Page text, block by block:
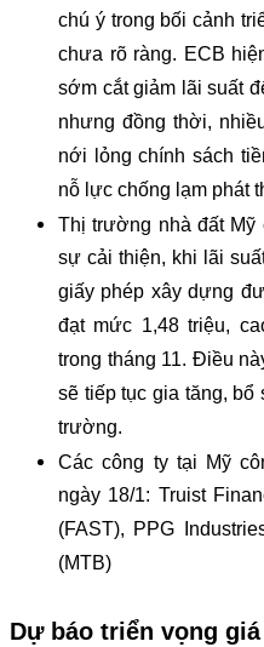
chú ý trong bối cảnh
chưa rõ ràng. ECB
sớm cắt giảm lãi suất
nhưng đồng thời,
nới lỏng chính sách
nỗ lực chống lạm phát
Thị trường nhà đất Mỹ
sự cải thiện, khi lãi
giấy phép xây dựng
đạt mức 1,48 triệu,
trong tháng 11. Điều
sẽ tiếp tục gia tăng, bổ
trường.
Các công ty tại Mỹ
ngày 18/1: Truist
(FAST), PPG
(MTB)
Dự báo triển vọng